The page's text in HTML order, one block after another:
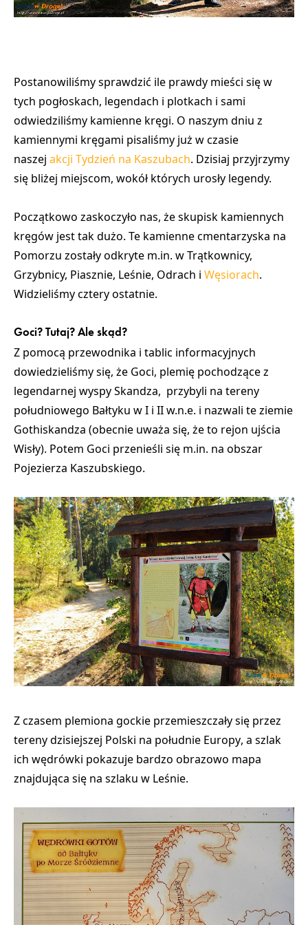
Postanowiliśmy sprawdzić ile prawdy mieści się w
tych pogłoskach, legendach i plotkach i sami
odwiedziliśmy kamienne kręgi. O naszym dniu z
kamiennymi kręgami pisaliśmy już w czasie
naszej akcji Tydzień na Kaszubach. Dzisiaj przyjrzymy
się bliżej miejscom, wokół których urosły legendy.
Początkowo zaskoczyło nas, że skupisk kamiennych
kręgów jest tak dużo. Te kamienne cmentarzyska na
Pomorzu zostały odkryte m.in. wTrątkownicy,
Grzybnicy, Piasznie, Leśnie, Odrach i Węsiorach.
Widzieliśmy cztery ostatnie.
Goci? Tutaj? Ale skąd?
Z pomocą przewodnika i tablic informacyjnych
dowiedzieliśmy się, że Goci, plemię pochodzące z
legendarnej wyspy Skandza, przybyli na tereny
południowego Bałtyku wI i II w.n.e. i nazwali te ziemie
Gothiskandza (obecnie uważa się, że to rejon ujścia
Wisły). Potem Goci przenieśli się m.in. na obszar
Pojezierza Kaszubskiego.
Z czasem plemiona gockie przemieszczały się przez
tereny dzisiejszej Polski na południe Europy, a szlak
ich wędrówki pokazuje bardzo obrazowo mapa
znajdująca się na szlaku w Leśnie.